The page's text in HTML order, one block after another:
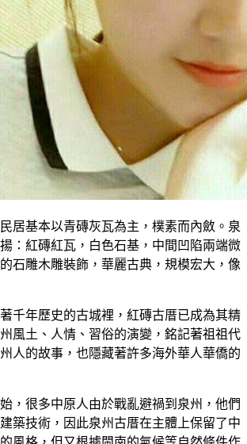
居基本以青磚灰瓦為主，樸素而內斂。泉
：紅磚紅瓦，白色石基，中間凹陷兩端微
石雕木雕裝飾，華麗古典，規模宏大，像
千年歷史的古城裡，紅磚古厝已成為其精
風土、人情、習俗的演變，銘記著祖祖代
人的故事，也隱藏著許多海外華人華僑的
，很多中原人由於戰亂避禍到泉州，他們
築技術，因此泉州古厝在主體上保留了中